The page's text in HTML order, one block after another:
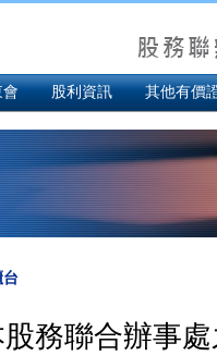
會 股利資訊 其他有價
務聯合辦事